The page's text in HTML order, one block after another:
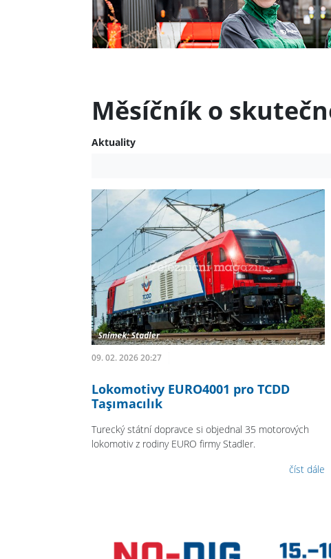
Měsíčník o
Aktuality
09. 02. 2026 20:27
Lokomotivy EURO4001 pro TCDD
Taşımacılık
Turecký státní dopravce si objednal 35 motorových
lokomotiv z rodiny EURO firmy Stadler.
číst dále